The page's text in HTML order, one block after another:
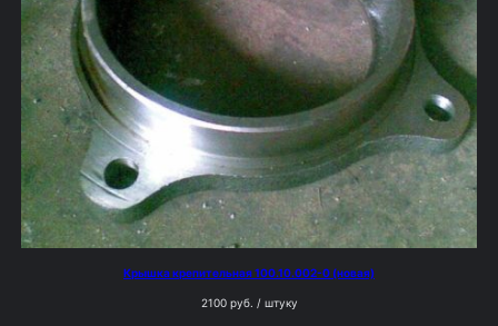
Крышка крепительная 100.10.002-0 (новая)
2100руб. / штуку